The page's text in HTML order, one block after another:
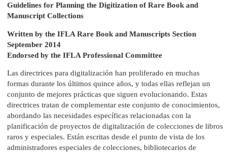
Guidelines for Planning the Digitization of Rare Book and
Manuscript Collections
Written by the IFLA Rare Book and Manuscripts Section
September 2014
Endorsed by the IFLA Professional Committee
Las directrices para digitalización han proliferado en muchas
formas durante los últimos quince años, y todas ellas reflejan un
conjunto de mejores prácticas que siguen evolucionando. Estas
directrices tratan de complementar este conjunto de conocimientos,
abordando las necesidades específicas relacionadas con la
planificación de proyectos de digitalización de colecciones de libros
raros y especiales. Están escritas desde el punto de vista de los
administradores especiales de colecciones, bibliotecarios de